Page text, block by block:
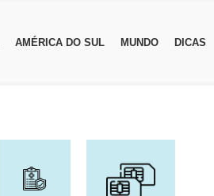
AMÉRICA DO SUL MUNDO DICAS